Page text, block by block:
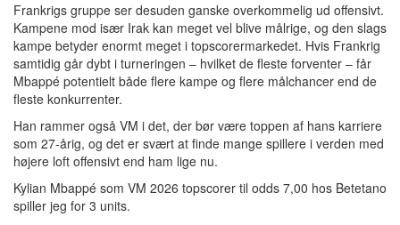
Frankrigs gruppe ser desuden ganske overkommelig ud offensivt.
Kampene mod især Irak kan meget vel blive målrige, og den slags
kampe betyder enormt meget i topscorermarkedet. Hvis Frankrig
samtidig går dybt i turneringen – hvilket de fleste forventer – får
Mbappé potentielt både flere kampe og flere målchancer end de
fleste konkurrenter.
Han rammer også VM i det, der bør være toppen af hans karriere
som 27-årig, og det er svært at finde mange spillere i verden med
højere loft offensivt end ham lige nu.
Kylian Mbappé som VM 2026 topscorer til odds 7,00 hos Betetano
spiller jeg for 3 units.